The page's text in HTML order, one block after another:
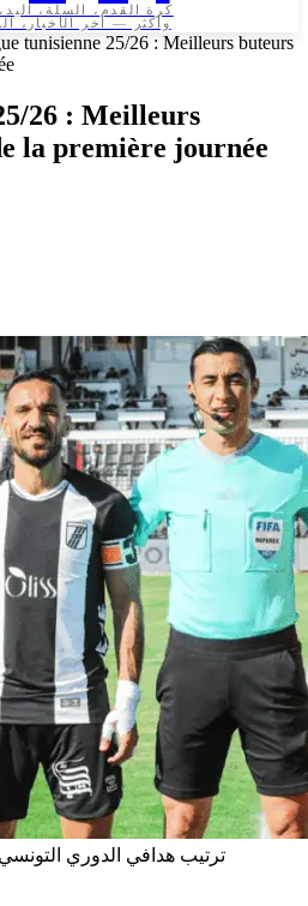
كرة القدم، السلة،
وأكثر — آخر الأخبار،
tunisienne 25/26 : Meilleurs buteurs
26 : Meilleurs
la première journée